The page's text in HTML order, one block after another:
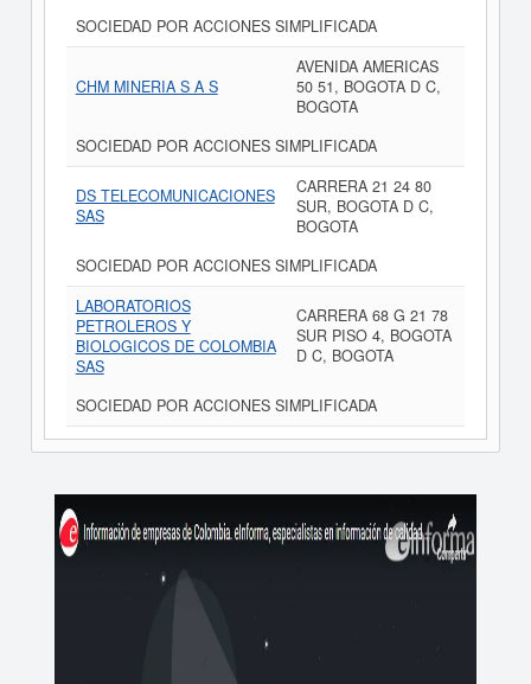
SOCIEDAD POR ACCIONES SIMPLIFICADA
CHM MINERIA S A S
AVENIDA AMERICAS
50 51, BOGOTA D C,
BOGOTA
SOCIEDAD POR ACCIONES SIMPLIFICADA
DS TELECOMUNICACIONES
SAS
CARRERA 21 24 80
SUR, BOGOTA D C,
BOGOTA
SOCIEDAD POR ACCIONES SIMPLIFICADA
LABORATORIOS
PETROLEROS Y
BIOLOGICOS DE COLOMBIA
SAS
CARRERA 68 G 21 78
SUR PISO 4, BOGOTA
D C, BOGOTA
SOCIEDAD POR ACCIONES SIMPLIFICADA